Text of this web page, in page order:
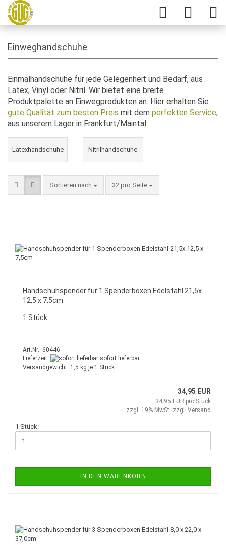
Einweghandschuhe
Einmalhandschuhe für jede Gelegenheit und Bedarf, aus
Latex, Vinyl oder Nitril. Wir bietet eine breite
Produktpalette an Einwegprodukten an. Hier erhalten Sie
gute Qualität zum besten Preis mit dem perfekten Service,
aus unserem Lager in Frankfurt/Maintal.
Latexhandschuhe Nitrilhandschuhe
Sortieren nach 32 pro Seite
Handschuhspender für 1 Spenderboxen Edelstahl 21,5x
12,5 x 7,5cm
1 Stück
Art.Nr.: 60446
Lieferzeit:
sofort lieferbar
Versandgewicht: 1,5 kg je 1 Stück
34,95 EUR
34,95 EUR pro Stück
zzgl. 19% MwSt. zzgl. Versand
1 Stück:
IN DEN WARENKORB